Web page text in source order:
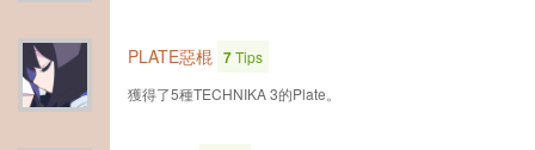
PLATE惡棍 7Tips
獲得了5種TECHNIKA 3的Plate。